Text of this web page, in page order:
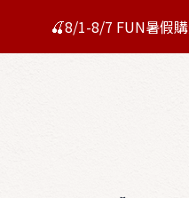
🍒8/1-8/7 FUN暑假